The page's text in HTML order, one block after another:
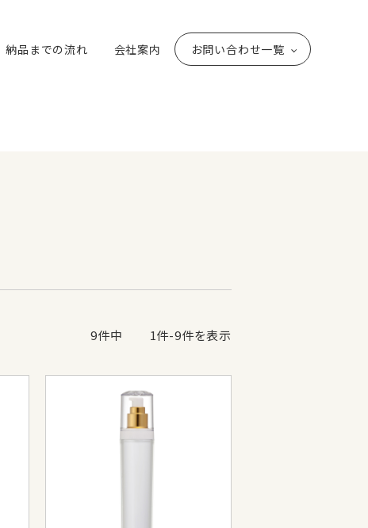
納品までの流れ 会社案内 お問い合わせ一覧
9件中 1件-9件を表示